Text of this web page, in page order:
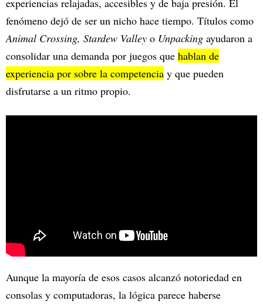
experiencias relajadas, accesibles y de baja presión. El
fenómeno dejó de ser un nicho hace tiempo. Títulos como
Animal Crossing, Stardew Valley o Unpacking ayudaron a
consolidar una demanda por juegos que hablan de
experiencia por sobre la competencia y que pueden
disfrutarse a un ritmo propio.
Aunque la mayoría de esos casos alcanzó notoriedad en
consolas y computadoras, la lógica parece haberse